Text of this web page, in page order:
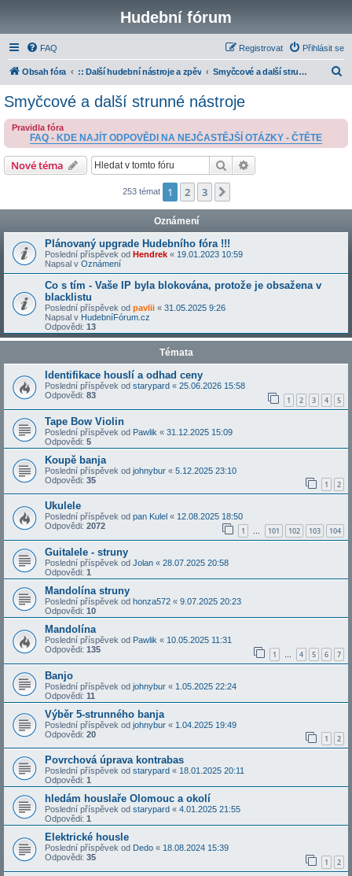
Hudební fórum
FAQ Přihlásit se
Registrovat
Obsah fóra :: Další hudební nástroje a zpěv Smyčcové a další strunné nástroje
a
Smyčcové a další strunné nástroje
Pravidla fóra
FAQ - KDE NAJÍT ODPOVĚDI NA NEJČASTĚJŠÍ OTÁZKY - ČTĚTE
Nové téma Hledat
253 témat 1 2 3
Oznámení
Plánovaný upgrade Hudebního fóra !!!
Poslední příspěvek od Hendrek « 19.01.2023 10:59
Napsal v Oznámení
Co s tím - Vaše IP byla blokována, protože je obsažena v
blacklistu
Poslední příspěvek od pavlii « 31.05.2025 9:26
Napsal v HudebníFórum.cz
Odpovědi: 13
Témata
Identifikace houslí a odhad ceny
Poslední příspěvek od starypard « 25.06.2026 15:58
Odpovědi: 83 1 2 3 4 5
Tape Bow Violin
Poslední příspěvek od Pawlik « 31.12.2025 15:09
Odpovědi: 5
Koupě banja
Poslední příspěvek od johnybur « 5.12.2025 23:10
Odpovědi: 35 1 2
Ukulele
Poslední příspěvek od pan Kulel « 12.08.2025 18:50
Odpovědi: 2072 1 … 101 102 103 104
Guitalele - struny
Poslední příspěvek od Jolan « 28.07.2025 20:58
Odpovědi: 1
Mandolína struny
Poslední příspěvek od honza572 « 9.07.2025 20:23
Odpovědi: 10
Mandolína
Poslední příspěvek od Pawlik « 10.05.2025 11:31
Odpovědi: 135 1 … 4 5 6 7
Banjo
Poslední příspěvek od johnybur « 1.05.2025 22:24
Odpovědi: 11
Výběr 5-strunného banja
Poslední příspěvek od johnybur « 1.04.2025 19:49
Odpovědi: 20 1 2
Povrchová úprava kontrabas
Poslední příspěvek od starypard « 18.01.2025 20:11
Odpovědi: 1
hledám houslaře Olomouc a okolí
Poslední příspěvek od starypard « 4.01.2025 21:55
Odpovědi: 1
Elektrické housle
Poslední příspěvek od Dedo « 18.08.2024 15:39
Odpovědi: 35 1 2